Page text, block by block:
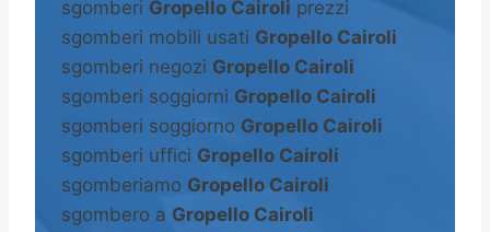
sgomberi Gropello Cairoli prezzi
sgomberi mobili usati Gropello Cairoli
sgomberi negozi Gropello Cairoli
sgomberi soggiorni Gropello Cairoli
sgomberi soggiorno Gropello Cairoli
sgomberi uffici Gropello Cairoli
sgomberiamo Gropello Cairoli
sgombero a Gropello Cairoli